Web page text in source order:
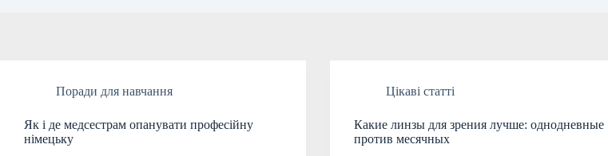
Поради для навчання
Як і де медсестрам опанувати професійну
німецьку
Цікаві статті
Какие линзы для зрения лучше: однодневные
против месячных